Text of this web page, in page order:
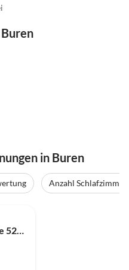
in Buren
Anzahl Schlafzimmer